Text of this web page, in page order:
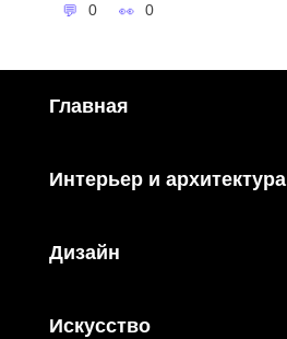
0 0
Главная
Интерьер и архитектура
Дизайн
Искусство